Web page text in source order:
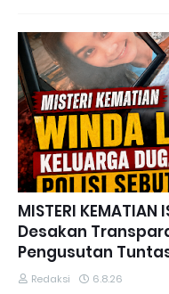
MISTERI KEMATIAN
Desakan
Pengusutan
Redaksi 6.8.26